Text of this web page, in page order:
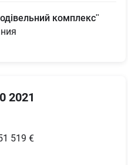
комплекс"
2021
519 €